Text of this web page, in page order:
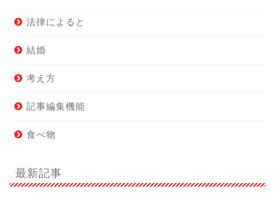
法律によると
結婚
考え方
記事編集機能
食べ物
最新記事